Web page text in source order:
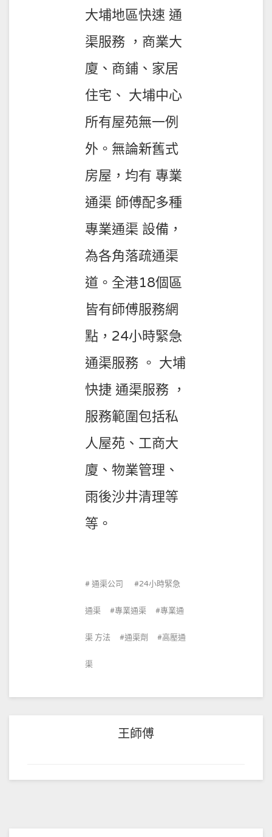
大埔地區快速 通
渠服務 ，商業大
廈、商鋪、家居
住宅、 大埔中心
所有屋苑無一例
外。無論新舊式
房屋，均有 專業
通渠 師傅配多種
專業通渠 設備，
為各角落疏通渠
道。全港18個區
皆有師傅服務網
點，24小時緊急
通渠服務 。 大埔
快捷 通渠服務 ，
服務範圍包括私
人屋苑、工商大
廈、物業管理、
雨後沙井清理等
等。
通渠公司 24小時緊急
通渠 專業通渠 專業通
渠 方法 通渠劑 高壓通
渠
王師傅